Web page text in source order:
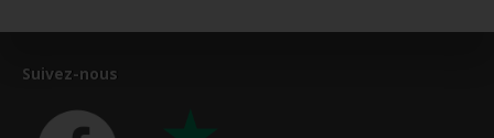
Suivez-nous